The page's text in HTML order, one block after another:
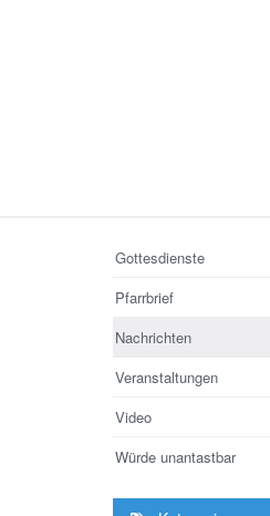
Gottesdienste
Pfarrbrief
Nachrichten
Veranstaltungen
Video
Würde unantastbar